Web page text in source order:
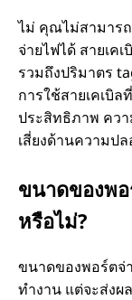
ไม่ คุณไม่สามารถ
จ่ายไฟได้ สายเค
รวมถึงปริมาตร
การใช้สายเคเบิ
ประสิทธิภาพ คว
เสี่ยงด้านความป
ขนาดของพ
หรือไม่?
ขนาดของพอร์ตจ่
ทํางาน แต่จะส่งผ